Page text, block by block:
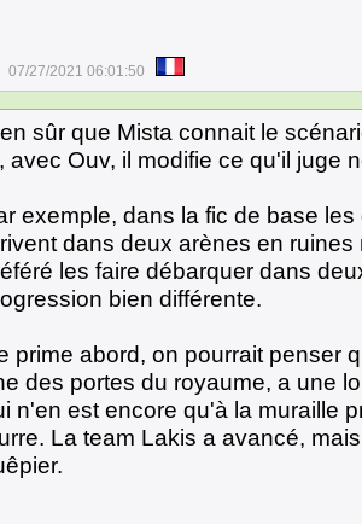
07/27/2021 06:01:50
sûr que Mista connait le
avec Ouv, il modifie ce qu'il juge
exemple, dans la fic de base
dans deux arènes en
les faire débarquer dans
bien différente.
prime abord, on pourrait penser
des portes du royaume, a une
n'en est encore qu'à la muraille
La team Lakis a avancé,